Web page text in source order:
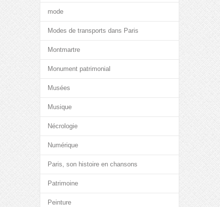
mode
Modes de transports dans Paris
Montmartre
Monument patrimonial
Musées
Musique
Nécrologie
Numérique
Paris, son histoire en chansons
Patrimoine
Peinture